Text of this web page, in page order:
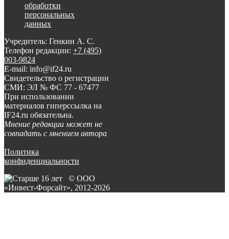
обработки
персональных
данных
Учредитель: Генкин А. С.
Телефон редакции: +7 (495)
003-9824
E-mail: info@if24.ru
Свидетельство о регистрации
СМИ: ЭЛ № ФС 77 - 67477
При использовании
материалов гиперссылка на
IF24.ru обязательна.
Мнение редакции может не
совпадать с мнением автора
Политика
конфиденциальности
© ООО
«Инвест-Форсайт», 2012-2026